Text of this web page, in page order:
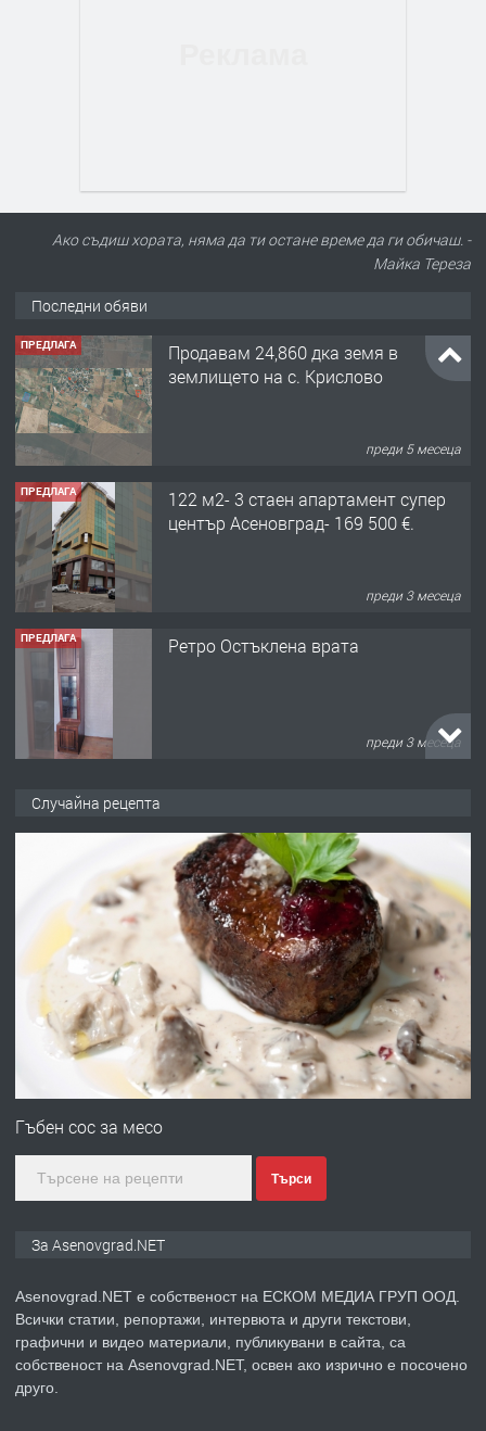
Ако съдиш хората, няма да ти остане време да ги обичаш. -
Майка Тереза
Последни обяви
ПРЕДЛАГА
Продавам 24,860 дка земя в
землището на с. Крислово
преди 5 месеца
ПРЕДЛАГА
122 м2- 3 стаен апартамент супер
център Асеновград- 169 500 €.
преди 3 месеца
ПРЕДЛАГА Ретро Остъклена врата
преди 3 месеца
преди 10 месеца
ПРЕДЛАГА
Професионална броячна машина -
със сертификат от ЕЦБ
преди 1 година
Професионална зеленчукорезачка
преди 2 години
ПРЕДЛАГА
Давам индивидуалани уроци по
Случайна рецепта
Гъбен сос за месо
Търси
За Asenovgrad.NET
Asenovgrad.NET е собственост на ЕСКОМ МЕДИА ГРУП ООД.
Всички статии, репортажи, интервюта и други текстови,
графични и видео материали, публикувани в сайта, са
собственост на Asenovgrad.NET, освен ако изрично е посочено
друго.